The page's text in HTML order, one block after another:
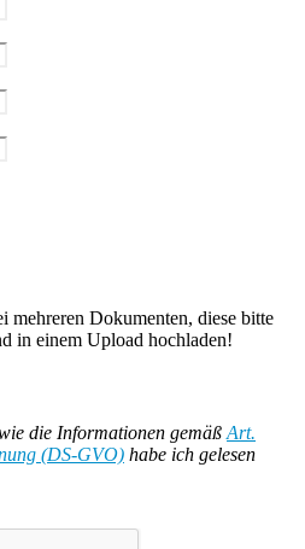
mehreren Dokumenten, diese bitte
in einem Upload hochladen!
die Informationen gemäß Art.
(DS-GVO) habe ich gelesen